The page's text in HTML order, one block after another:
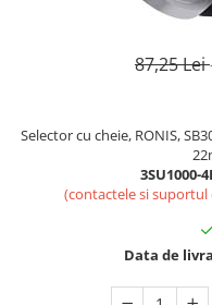
Diferential RCCB tip AC
Diferential RCBO curba B
Diferential RCBO curba B
Diferential RCBO curba C
Aparataj modular divers
Protectii motor
87,25 Lei
Selector cu cheie, RONIS,
3SU1000-
(contactele si suportul
Data de